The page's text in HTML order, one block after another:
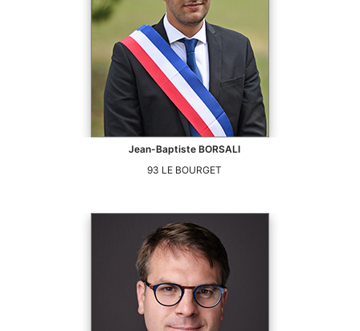
Jean-Baptiste BORSALI
93 LE BOURGET